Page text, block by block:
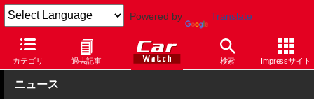
Powered by Translate
カテゴリ 過去記事 検索 Impressサイト
Car Watch 自動車 スバル レヴォーグ
ニュース